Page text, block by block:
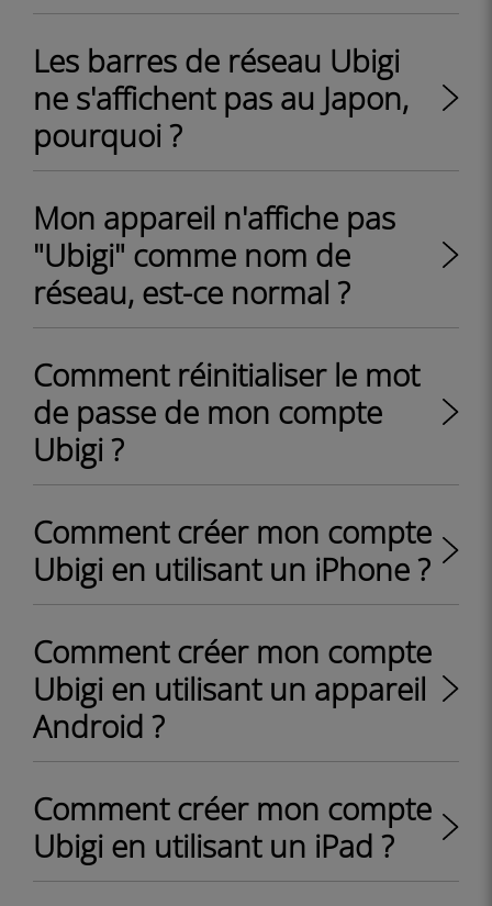
Les barres de réseau Ubigi
ne s'affichent pas au Japon,
pourquoi ?
Mon appareil n'affiche pas
"Ubigi" comme nom de
réseau, est-ce normal ?
Comment réinitialiser le mot
de passe de mon compte
Ubigi ?
Comment créer mon compte
Ubigi en utilisant un iPhone ?
Comment créer mon compte
Ubigi en utilisant un appareil
Android ?
Comment créer mon compte
Ubigi en utilisant un iPad ?